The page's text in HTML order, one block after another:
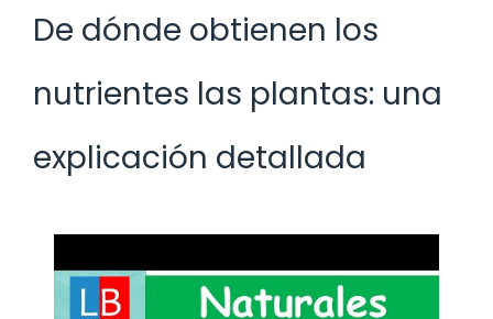
De dónde obtienen los
nutrientes las plantas: una
explicación detallada